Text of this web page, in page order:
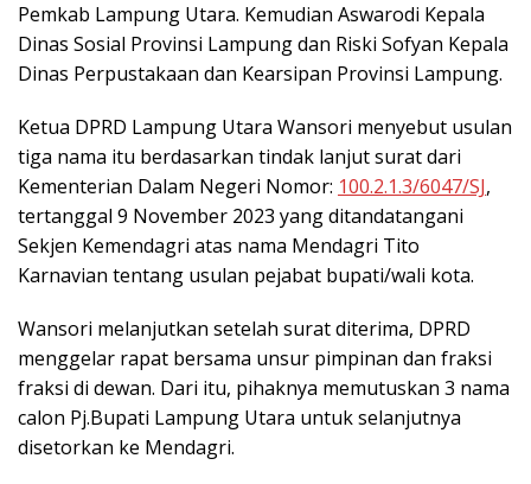
Pemkab Lampung Utara. Kemudian Aswarodi Kepala
Dinas Sosial Provinsi Lampung dan Riski Sofyan Kepala
Dinas Perpustakaan dan Kearsipan Provinsi Lampung.
Ketua DPRD Lampung Utara Wansori menyebut usulan
tiga nama itu berdasarkan tindak lanjut surat dari
Kementerian Dalam Negeri Nomor: 100.2.1.3/6047/SJ,
tertanggal 9 November 2023 yang ditandatangani
Sekjen Kemendagri atas nama Mendagri Tito
Karnavian tentang usulan pejabat bupati/wali kota.
Wansori melanjutkan setelah surat diterima, DPRD
menggelar rapat bersama unsur pimpinan dan fraksi
fraksi di dewan. Dari itu, pihaknya memutuskan 3 nama
calon Pj.Bupati Lampung Utara untuk selanjutnya
disetorkan ke Mendagri.